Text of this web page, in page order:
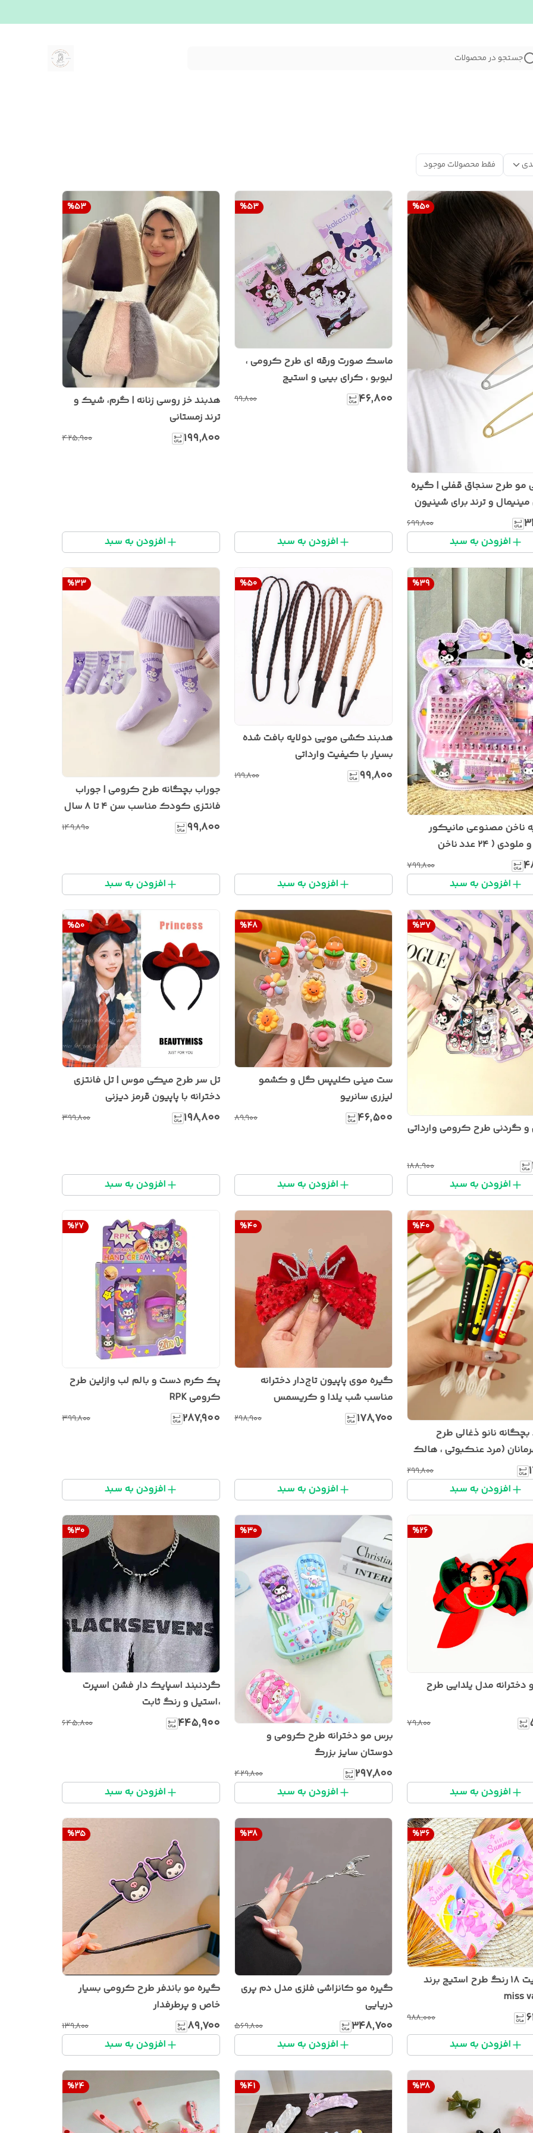
جستجو در محصولات
فقط محصولات موجود
%50
مو طرح سنجاق قفلی | گیره
و ترند برای شینیون
۶۹۹٬۸۰۰
افزودن به سبد
%53
ماسک صورت ورقه ای طرح کرومی ،
لبوبو ، کرای بیبی و استیج
۴۶٬۸۰۰ ۹۹٬۸۰۰
افزودن به سبد
%53
هدبند خز روسی زنانه | گرم، شیک و
ترند زمستانی
۱۹۹٬۸۰۰ ۴۲۵٬۹۰۰
افزودن به سبد
%39
ناخن مصنوعی مانیکور
کرومی و ملودی ( ۲۴ عدد ناخن
،لاک ، برچسب کرومی،گیره
و دستبند کرومی)
۷۹۹٬۸۰۰
افزودن به سبد
%50
هدبند کشی مویی دولایه بافت شده
بسیار با کیفیت وارداتی
۹۹٬۸۰۰ ۱۹۹٬۸۰۰
افزودن به سبد
%33
جوراب بچگانه طرح کرومی | جوراب
فانتزی کودک مناسب سن ۴ تا ۸ سال
۹۹٬۸۰۰ ۱۴۹٬۸۹۰
افزودن به سبد
%37
و گردنی طرح کرومی وارداتی
۱۸۸٬۹۰۰
افزودن به سبد
%48
ست مینی کلیپس گل و کشمو
لیزری سانریو
۴۶٬۵۰۰ ۸۹٬۹۰۰
افزودن به سبد
%50
تل سر طرح میکی موس | تل فانتزی
دخترانه با پاپیون قرمز دیزنی
۱۹۸٬۸۰۰ ۳۹۹٬۸۰۰
افزودن به سبد
%40
نانو ذغالی طرح
(مرد عنکبوتی ، هالک
۲۹۹٬۸۰۰
افزودن به سبد
%40
گیره موی پاپیون تاج‌دار دخترانه
مناسب شب یلدا و کریسمس
۱۷۸٬۷۰۰ ۲۹۸٬۹۰۰
افزودن به سبد
%27
پک کرم دست و بالم لب وازلین طرح
کرومی RPK
۲۸۷٬۹۰۰ ۳۹۹٬۸۰۰
افزودن به سبد
%26
مدل یلدایی طرح
۷۹٬۸۰۰
افزودن به سبد
%30
برس مو دخترانه طرح کرومی و
دوستان سایز بزرگ
۲۹۷٬۸۰۰ ۴۲۹٬۸۰۰
افزودن به سبد
%30
گردنبند اسپایک دار فشن اسپرت
،استیل و رنگ ثابت
۴۴۵٬۹۰۰ ۶۴۵٬۸۰۰
افزودن به سبد
%36
پالت سایت ۱۸ رنگ طرح استیج برند
miss
۹۸۸٬۰۰۰
افزودن به سبد
%38
گیره مو کانزاشی فلزی مدل دم پری
دریایی
۳۴۸٬۷۰۰ ۵۶۹٬۸۰۰
افزودن به سبد
%35
گیره مو باندفر طرح کرومی بسیار
خاص و پرطرفدار
۸۹٬۷۰۰ ۱۳۹٬۸۰۰
افزودن به سبد
%38
%41
%24